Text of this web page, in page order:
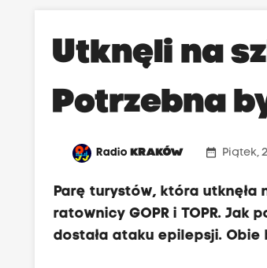
Utknęli na
Potrzebna
RadioKRAKÓW date_range Piątek,
Parę turystów, która utknęła
ratownicy GOPR i TOPR.
dostała ataku epilepsji.